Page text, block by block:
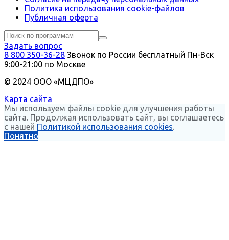
Политика использования сookie-файлов
Публичная оферта
Задать вопрос
8 800 350-36-28 Звонок по России бесплатный Пн-Вск
9:00-21:00 по Москве
© 2024 ООО «МЦДПО»
Карта сайта
Мы используем файлы cookie для улучшения работы
сайта. Продолжая использовать сайт, вы соглашаетесь
с нашей Политикой использования cookies.
Понятно